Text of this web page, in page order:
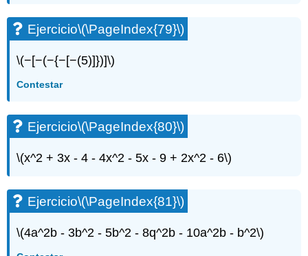
Ejercicio\(\PageIndex{79}\)
\(−[−(−{−[−(5)]})]\)
Contestar
Ejercicio\(\PageIndex{80}\)
\(x^2 + 3x - 4 - 4x^2 - 5x - 9 + 2x^2 - 6\)
Ejercicio\(\PageIndex{81}\)
\(4a^2b - 3b^2 - 5b^2 - 8q^2b - 10a^2b - b^2\)